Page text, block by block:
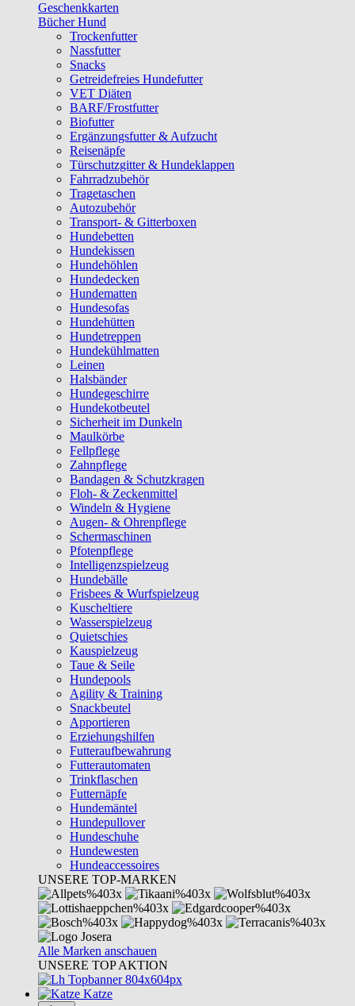
Geschenkkarten
Bücher Hund
Trockenfutter
Nassfutter
Snacks
Getreidefreies Hundefutter
VET Diäten
BARF/Frostfutter
Biofutter
Ergänzungsfutter & Aufzucht
Reisenäpfe
Türschutzgitter & Hundeklappen
Fahrradzubehör
Tragetaschen
Autozubehör
Transport- & Gitterboxen
Hundebetten
Hundekissen
Hundehöhlen
Hundedecken
Hundematten
Hundesofas
Hundehütten
Hundetreppen
Hundekühlmatten
Leinen
Halsbänder
Hundegeschirre
Hundekotbeutel
Sicherheit im Dunkeln
Maulkörbe
Fellpflege
Zahnpflege
Bandagen & Schutzkragen
Floh- & Zeckenmittel
Windeln & Hygiene
Augen- & Ohrenpflege
Schermaschinen
Pfotenpflege
Intelligenzspielzeug
Hundebälle
Frisbees & Wurfspielzeug
Kuscheltiere
Wasserspielzeug
Quietschies
Kauspielzeug
Taue & Seile
Hundepools
Agility & Training
Snackbeutel
Apportieren
Erziehungshilfen
Futteraufbewahrung
Futterautomaten
Trinkflaschen
Futternäpfe
Hundemäntel
Hundepullover
Hundeschuhe
Hundewesten
Hundeaccessoires
UNSERE TOP-MARKEN
Alle Marken anschauen
UNSERE TOP AKTION
Katze